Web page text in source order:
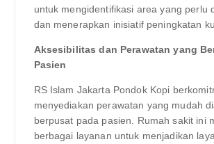
untuk mengidentifikasi area yang perlu
dan menerapkan inisiatif peningkatan
Aksesibilitas dan Perawatan yang
Pasien
RS Islam Jakarta Pondok Kopi
menyediakan perawatan yang mudah
berpusat pada pasien. Rumah sakit ini
berbagai layanan untuk menjadikan